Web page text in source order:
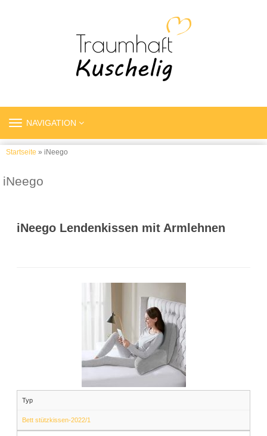
TOGGLE
NAVIGATION
Startseite » iNeego
iNeego
iNeego Lendenkissen mit Armlehnen
Typ
Bett stützkissen-2022/1